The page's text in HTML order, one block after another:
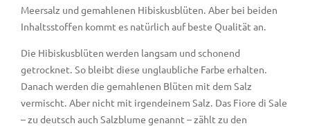
Meersalz und gemahlenen Hibiskusblüten. Aber bei beiden
Inhaltsstoffen kommt es natürlich auf beste Qualität an.
Die Hibiskusblüten werden langsam und schonend
getrocknet. So bleibt diese unglaubliche Farbe erhalten.
Danach werden die gemahlenen Blüten mit dem Salz
vermischt. Aber nicht mit irgendeinem Salz. Das Fiore di Sale
– zu deutsch auch Salzblume genannt – zählt zu den